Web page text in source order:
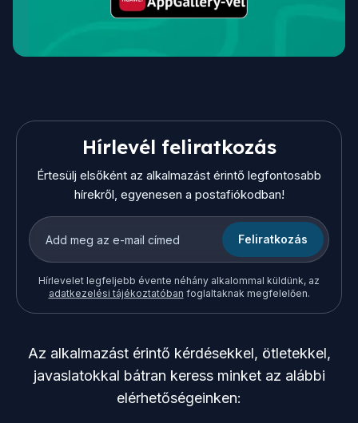
Hírlevél feliratkozás
Értesülj elsőként az alkalmazást érintő legfontosabb
hírekről, egyenesen a postafiókodban!
Feliratkozás
Hírlevelet legfeljebb évente néhány alkalommal küldünk, az
adatkezelési tájékoztatóban foglaltaknak megfelelően.
Az alkalmazást érintő kérdésekkel, ötletekkel,
javaslatokkal bátran keress minket az alábbi
elérhetőségeinken: